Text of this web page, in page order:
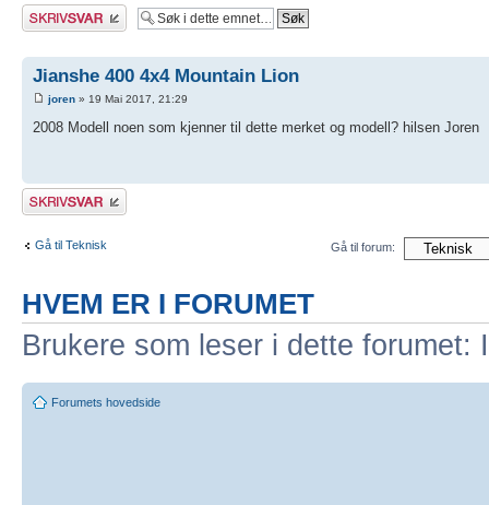
Skriv et svar
Jianshe 400 4x4 Mountain Lion
joren » 19 Mai 2017, 21:29
2008 Modell noen som kjenner til dette merket og modell? hilsen Joren
Skriv et svar
Gå til Teknisk Gå til forum:
HVEM ER I FORUMET
Brukere som leser i dette
Forumets hovedside